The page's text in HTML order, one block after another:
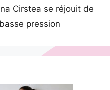
Cirstea se réjouit de
pression